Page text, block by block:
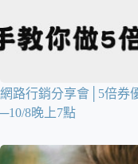
網路行銷分享會│5倍券
─10/8晚上7點